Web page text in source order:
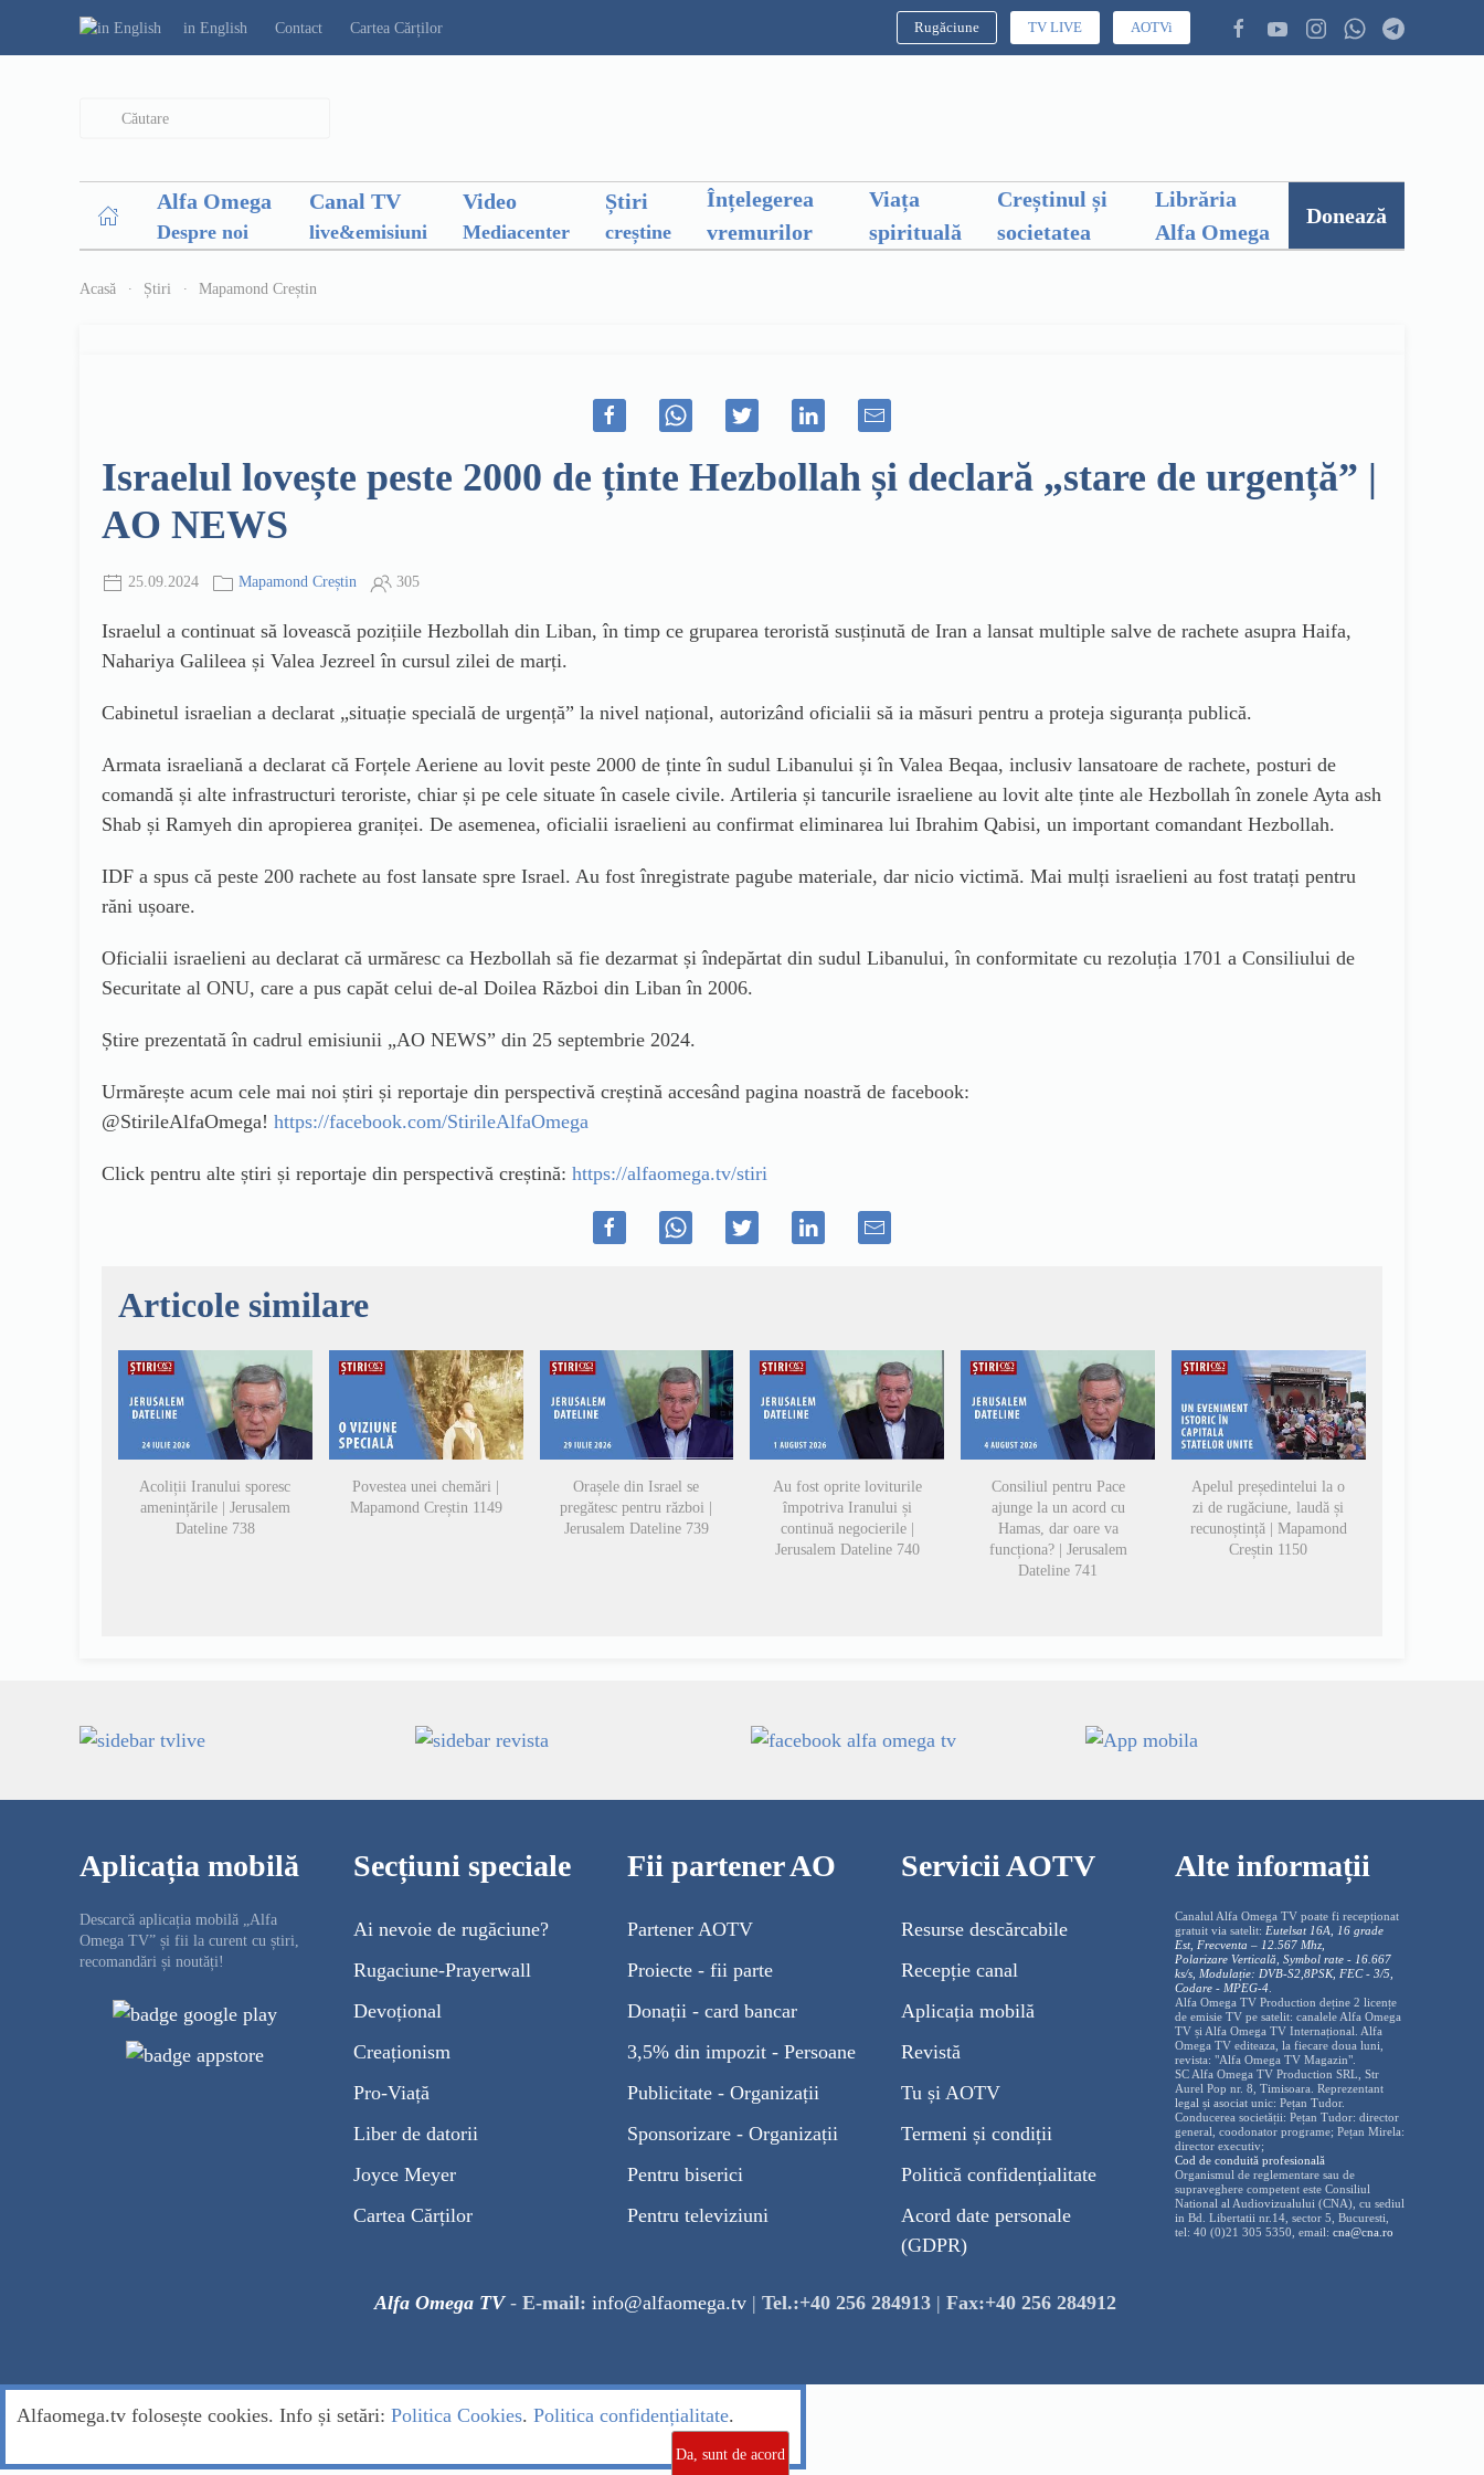
in English Contact Cartea Cărților Rugăciune TV LIVE AOTVi
Alfa Omega
Despre noi
Canal TV
live&emisiuni
Video
Mediacenter
Știri
creștine
Înțelegerea
vremurilor
Viața
spirituală
Creștinul și
societatea
Librăria
Alfa Omega
Donează
Acasă Știri Mapamond Creștin
Israelul lovește peste 2000 de ținte Hezbollah și declară „stare de urgență” |
AO NEWS
25.09.2024 Mapamond Creștin 305
Israelul a continuat să lovească pozițiile Hezbollah din Liban, în timp ce gruparea teroristă susținută de Iran a lansat multiple salve de rachete asupra Haifa,
Nahariya Galileea și Valea Jezreel în cursul zilei de marți.
Cabinetul israelian a declarat „situație specială de urgență” la nivel național, autorizând oficialii să ia măsuri pentru a proteja siguranța publică.
Armata israeliană a declarat că Forțele Aeriene au lovit peste 2000 de ținte în sudul Libanului și în Valea Beqaa, inclusiv lansatoare de rachete, posturi de
comandă și alte infrastructuri teroriste, chiar și pe cele situate în casele civile. Artileria și tancurile israeliene au lovit alte ținte ale Hezbollah în zonele Ayta ash
Shab și Ramyeh din apropierea graniței. De asemenea, oficialii israelieni au confirmat eliminarea lui Ibrahim Qabisi, un important comandant Hezbollah.
IDF a spus că peste 200 rachete au fost lansate spre Israel. Au fost înregistrate pagube materiale, dar nicio victimă. Mai mulți israelieni au fost tratați pentru
răni ușoare.
Oficialii israelieni au declarat că urmăresc ca Hezbollah să fie dezarmat și îndepărtat din sudul Libanului, în conformitate cu rezoluția 1701 a Consiliului de
Securitate al ONU, care a pus capăt celui de-al Doilea Război din Liban în 2006.
Știre prezentată în cadrul emisiunii „AO NEWS” din 25 septembrie 2024.
Urmărește acum cele mai noi știri și reportaje din perspectivă creștină accesând pagina noastră de facebook:
@StirileAlfaOmega! https://facebook.com/StirileAlfaOmega
Click pentru alte știri și reportaje din perspectivă creștină: https://alfaomega.tv/stiri
Articole similare
Acoliții Iranului sporesc
amenințările | Jerusalem
Dateline 738
Povestea unei chemări |
Mapamond Creștin 1149
Orașele din Israel se
pregătesc pentru război |
Jerusalem Dateline 739
Au fost oprite loviturile
împotriva Iranului și
continuă negocierile |
Jerusalem Dateline 740
Consiliul pentru Pace
ajunge la un acord cu
Hamas, dar oare va
funcționa? | Jerusalem
Dateline 741
Apelul președintelui la o
zi de rugăciune, laudă și
recunoștință | Mapamond
Creștin 1150
Aplicația mobilă
Descarcă aplicația mobilă „Alfa
Omega TV” și fii la curent cu știri,
recomandări și noutăți!
Secțiuni speciale
Ai nevoie de rugăciune?
Rugaciune-Prayerwall
Devoțional
Creaționism
Pro-Viață
Liber de datorii
Joyce Meyer
Cartea Cărților
Fii partener AO
Partener AOTV
Proiecte - fii parte
Donații - card bancar
3,5% din impozit - Persoane
Publicitate - Organizații
Sponsorizare - Organizații
Pentru biserici
Pentru televiziuni
Servicii AOTV
Resurse descărcabile
Recepție canal
Aplicația mobilă
Revistă
Tu și AOTV
Termeni și condiții
Politică confidențialitate
Acord date personale
(GDPR)
Alte informații
Canalul Alfa Omega TV poate fi recepționat
gratuit via satelit: Eutelsat 16A, 16 grade
Est, Frecventa – 12.567 Mhz,
Polarizare Verticală, Symbol rate - 16.667
ks/s, Modulație: DVB-S2,8PSK, FEC - 3/5,
Codare - MPEG-4
Alfa Omega TV Production deține 2 licențe
de emisie TV pe satelit: canalele Alfa Omega
TV și Alfa Omega TV Internațional. Alfa
Omega TV editeaza, la fiecare doua luni,
revista: "Alfa Omega TV Magazin".
SC Alfa Omega TV Production SRL, Str
Aurel Pop nr. 8, Timisoara. Reprezentant
legal și asociat unic: Pețan Tudor.
Conducerea societății: Pețan Tudor: director
general, coodonator programe; Pețan Mirela:
director executiv;
Cod de conduită profesională
Organismul de reglementare sau de
supraveghere competent este Consiliul
National al Audiovizualului (CNA), cu sediul
in Bd. Libertatii nr.14, sector 5, Bucuresti,
tel: 40 (0)21 305 5350, email: cna@cna.ro
Alfa Omega TV- E-mail: info@alfaomega.tv| Tel.:+40 256 284913| Fax:+40 256 284912
Alfaomega.tv folosește cookies. Info și setări: Politica Cookies. Politica confidențialitate.
Da, sunt de acord